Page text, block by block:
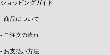
ショッピングガイド
- 商品について
- ご注文の流れ
- お支払い方法